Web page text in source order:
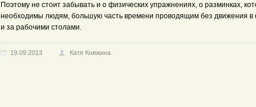
Поэтому не стоит забывать и о физических упражнениях, о разминках,
необходимы людям, большую часть времени проводящим без движения в
и за рабочими столами.
19.09.2013 Катя Княжина